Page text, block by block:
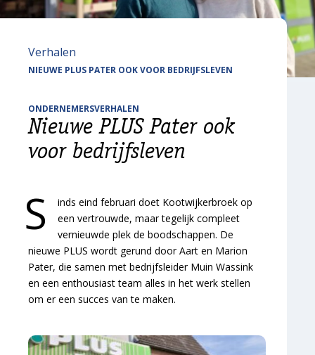
Verhalen
NIEUWE PLUS PATER OOK VOOR BEDRIJFSLEVEN
ONDERNEMERSVERHALEN
Nieuwe PLUS Pater ook
voor bedrijfsleven
S
inds eind februari doet Kootwijkerbroek op
een vertrouwde, maar tegelijk compleet
vernieuwde plek de boodschappen. De
nieuwe PLUS wordt gerund door Aart en Marion
Pater, die samen met bedrijfsleider Muin Wassink
en een enthousiast team alles in het werk stellen
om er een succes van te maken.